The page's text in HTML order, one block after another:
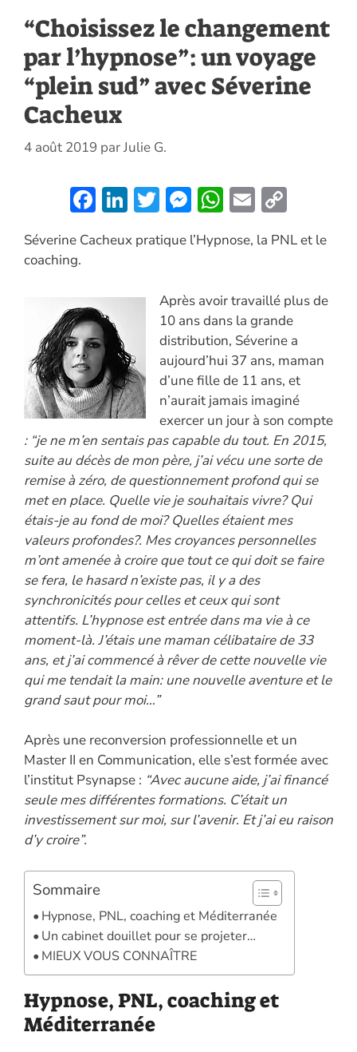
“Choisissez le changement
par l’hypnose”: un voyage
“plein sud” avec Séverine
Cacheux
4 août 2019 parJulie G.
F
e
o
o
k
Li
k
dI
T
itt
M
se
g
er
W
at
A
p
p
E
ai p
Li
n
k
Séverine Cacheux pratique l’Hypnose, la PNL et le
coaching.
Après avoir travaillé plus de
10 ans dans la grande
distribution, Séverine a
aujourd’hui 37 ans, maman
d’une fille de 11 ans, et
n’aurait jamais imaginé
exercer un jour à son compte
: “je ne m’en sentais pas capable du tout. En 2015,
suite au décès de mon père, j’ai vécu une sorte de
remise à zéro, de questionnement profond qui se
met en place. Quelle vie je souhaitais vivre? Qui
étais-je au fond de moi? Quelles étaient mes
valeurs profondes?. Mes croyances personnelles
m’ont amenée à croire que tout ce qui doit se faire
se fera, le hasard n’existe pas, il y a des
synchronicités pour celles et ceux qui sont
attentifs. L’hypnose est entrée dans ma vie à ce
moment-là. J’étais une maman célibataire de 33
ans, et j’ai commencé à rêver de cette nouvelle vie
qui me tendait la main: une nouvelle aventure et le
grand saut pour moi…”
Après une reconversion professionnelle et un
Master II en Communication, elle s’est formée avec
l’institut Psynapse : “Avec aucune aide, j’ai financé
seule mes différentes formations. C’était un
investissement sur moi, sur l’avenir. Et j’ai eu raison
d’y croire”.
Sommaire
Hypnose, PNL, coaching et Méditerranée
Un cabinet douillet pour se projeter…
MIEUX VOUS CONNAÎTRE
Hypnose, PNL, coaching et
Méditerranée